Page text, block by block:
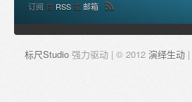
订阅 自 RSS 或 邮箱
标尺Studio 强力驱动 | © 2012 演绎生动 |